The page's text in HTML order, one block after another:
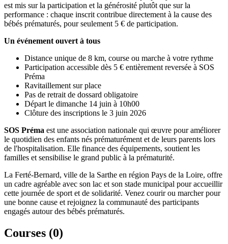
est mis sur la participation et la générosité plutôt que sur la
performance : chaque inscrit contribue directement à la cause des
bébés prématurés, pour seulement 5 € de participation.
Un événement ouvert à tous
Distance unique de 8 km, course ou marche à votre rythme
Participation accessible dès 5 € entièrement reversée à SOS
Préma
Ravitaillement sur place
Pas de retrait de dossard obligatoire
Départ le dimanche 14 juin à 10h00
Clôture des inscriptions le 3 juin 2026
SOS Préma est une association nationale qui œuvre pour améliorer
le quotidien des enfants nés prématurément et de leurs parents lors
de l'hospitalisation. Elle finance des équipements, soutient les
familles et sensibilise le grand public à la prématurité.
La Ferté-Bernard, ville de la Sarthe en région Pays de la Loire, offre
un cadre agréable avec son lac et son stade municipal pour accueillir
cette journée de sport et de solidarité. Venez courir ou marcher pour
une bonne cause et rejoignez la communauté des participants
engagés autour des bébés prématurés.
Courses (0)